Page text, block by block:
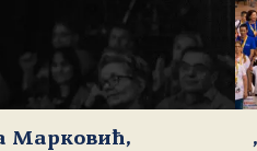
Марковић,